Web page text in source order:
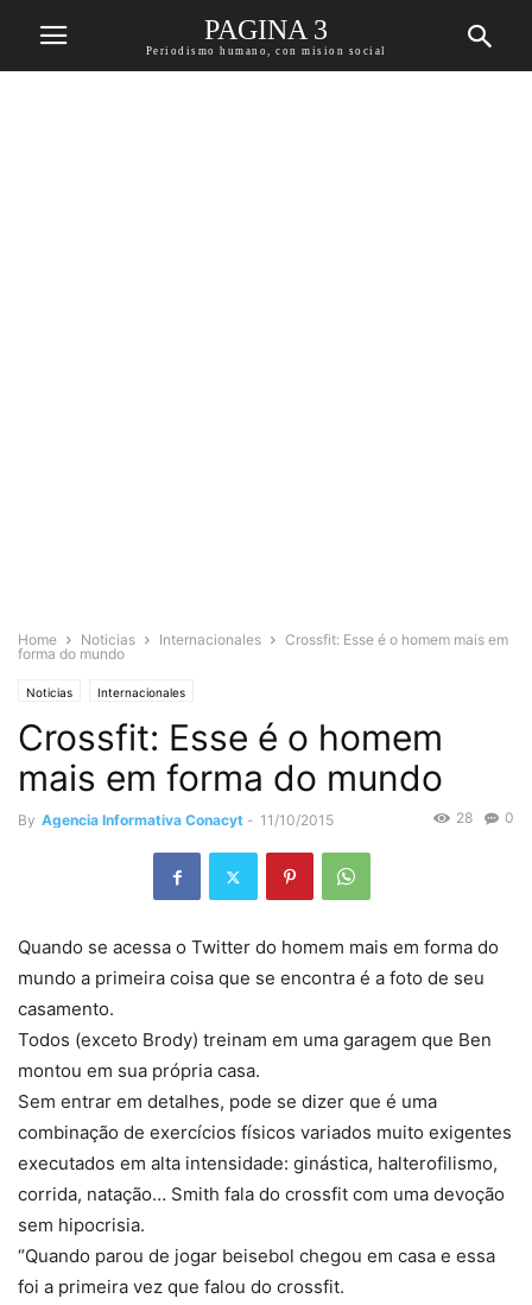
PAGINA 3
Periodismo humano, con mision social
Home Noticias Internacionales
Crossfit: Esse é o homem mais em
forma do mundo
Noticias Internacionales
Crossfit: Esse é o homem
mais em forma do mundo
By Agencia Informativa Conacyt - 11/10/2015 0
28
Quando se acessa o Twitter do homem mais em forma do
mundo a primeira coisa que se encontra é a foto de seu
casamento.
Todos (exceto Brody) treinam em uma garagem que Ben
montou em sua própria casa.
Sem entrar em detalhes, pode se dizer que é uma
combinação de exercícios físicos variados muito exigentes
executados em alta intensidade: ginástica, halterofilismo,
corrida, natação… Smith fala do crossfit com uma devoção
sem hipocrisia.
“Quando parou de jogar beisebol chegou em casa e essa
foi a primeira vez que falou do crossfit.